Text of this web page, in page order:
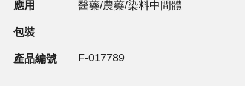
應用 醫藥/農藥/染料中間體
包裝
產品編號 F-017789